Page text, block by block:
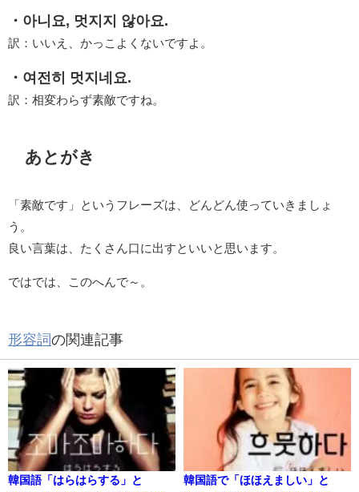
・아니요, 멋지지 않아요.
訳：いいえ、かっこよくないですよ。
・여전히 멋지네요.
訳：相変わらず素敵ですね。
あとがき
「素敵です」というフレーズは、どんどん使っていきましょ
う。
良い言葉は、たくさん口に出すといいと思います。
ではでは、このへんで～。
形容詞の関連記事
韓国語「はらはらする」と
韓国語で「ほほえましい」と